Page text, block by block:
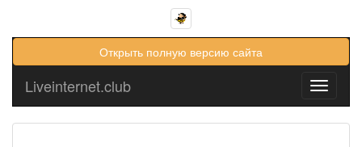
Открыть полную версию сайта
Toggle
Liveinternet.club